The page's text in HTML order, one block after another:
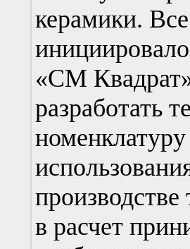
керамики.
«СМ
разработать
в расчет